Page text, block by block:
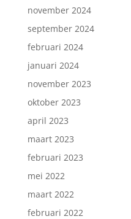
november 2024
september 2024
februari 2024
januari 2024
november 2023
oktober 2023
april 2023
maart 2023
februari 2023
mei 2022
maart 2022
februari 2022